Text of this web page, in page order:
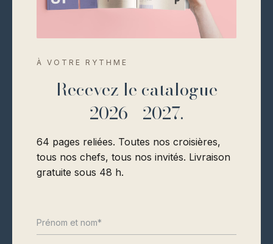
À VOTRE RYTHME
Recevez le catalogue
2026 - 2027.
64 pages reliées. Toutes nos croisières,
tous nos chefs, tous nos invités. Livraison
gratuite sous 48 h.
midi